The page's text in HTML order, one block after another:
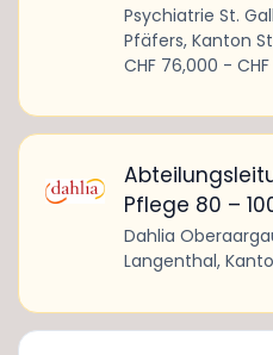
Psychiatrie St.
Pfäfers, Kanton
CHF 76,000 -
Pflege 80 –
Dahlia
Langenthal,